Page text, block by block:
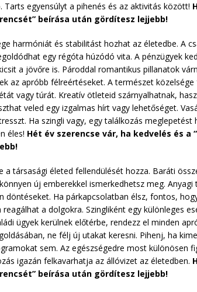
Tarts egyensúlyt a pihenés és az aktivitás között!
beírása után gördítesz lejjebb!
harmóniát és stabilitást hozhat az életedbe. A
egy régóta húzódó vita. A pénzügyek
a jövőre is. Pároddal romantikus pillanatok
az apróbb félreértéseket. A természet
vagy túrát. Kreatív ötleteid szárnyalhatnak,
veled egy izgalmas hírt vagy lehetőséget.
Ha szingli vagy, egy találkozás
éles! Hét év szerencse vár, ha kedvelés és a
a társasági életed fellendülését hozza. Baráti
új emberekkel ismerkedhetsz meg.
döntéseket. Ha párkapcsolatban élsz, fontos,
reagálhat a dolgokra. Szingliként egy különleges
ügyek kerülnek előtérbe, rendezz el minden
ne félj új utakat keresni. Pihenj, ha
sem. Az egészségedre most különösen
igazán felkavarhatja az állóvizet az életedben.
beírása után gördítesz lejjebb!